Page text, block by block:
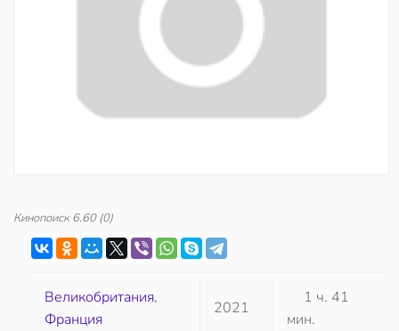
Кинопоиск 6.60(0)
Великобритания,
Франция
2021
1 ч. 41
мин.